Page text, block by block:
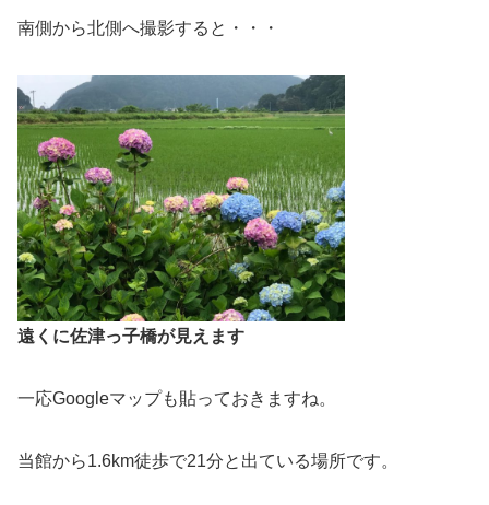
南側から北側へ撮影すると・・・
遠くに佐津っ子橋が見えます
一応Googleマップも貼っておきますね。
当館から1.6km徒歩で21分と出ている場所です。